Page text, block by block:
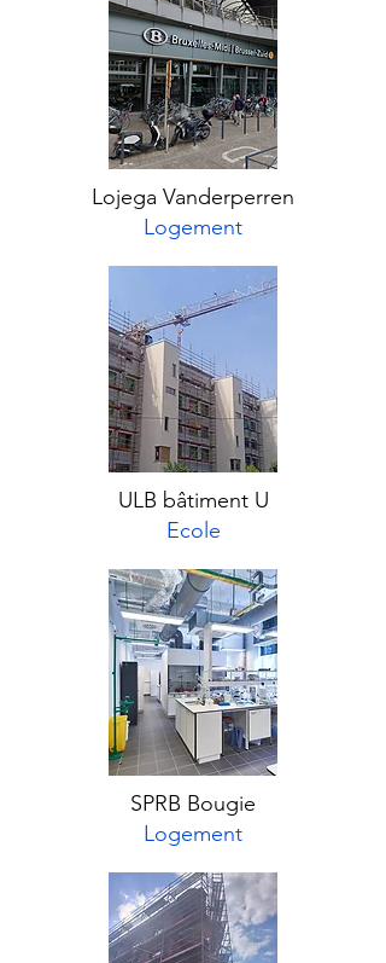
Lojega Vanderperren
Logement
ULB bâtiment U
Ecole
SPRB Bougie
Logement